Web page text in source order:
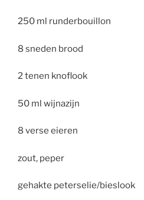
250 ml runderbouillon
8 sneden brood
2 tenen knoflook
50 ml wijnazijn
8 verse eieren
zout, peper
gehakte peterselie/bieslook